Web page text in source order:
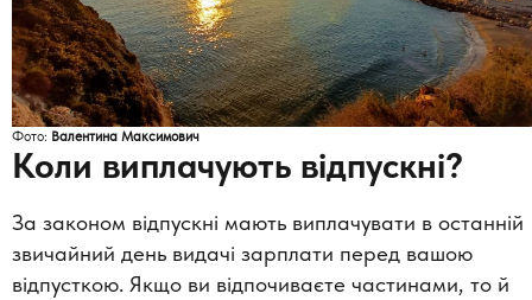
Фото: Валентина Максимович
Коли виплачують відпускні?
За законом відпускні мають виплачувати в останній
звичайний день видачі зарплати перед вашою
відпусткою. Якщо ви відпочиваєте частинами, то й